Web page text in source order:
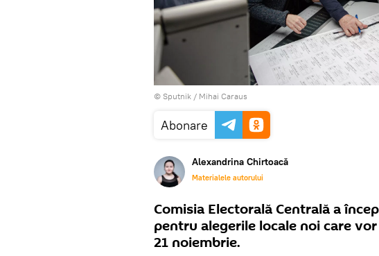
© Sputnik / Mihai Caraus
Abonare
Alexandrina Chirtoacă
Materialele autorului
Comisia Electorală Centrală a
pentru alegerile locale noi care
21 noiembrie.